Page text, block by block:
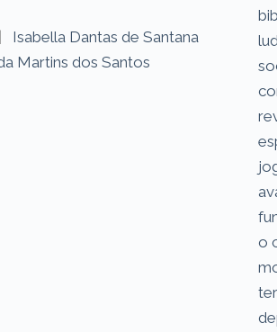
|
Isabella Dantas de Santana
Martins dos Santos
o